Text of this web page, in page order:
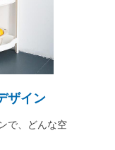
ザイン
で、どんな空